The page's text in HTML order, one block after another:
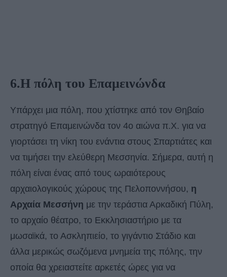
6.Η πόλη του Επαμεινώνδα
Υπάρχει μια πόλη, που χτίστηκε από τον Θηβαίο
στρατηγό Επαμεινώνδα τον 4ο αιώνα π.Χ. για να
γιορτάσει τη νίκη του ενάντια στους Σπαρτιάτες και
να τιμήσει την ελεύθερη Μεσσηνία. Σήμερα, αυτή η
πόλη είναι ένας από τους ωραιότερους
αρχαιολογικούς χώρους της Πελοποννήσου, η
Αρχαία Μεσσήνη με την τεράστια Αρκαδική Πύλη,
το αρχαίο θέατρο, το Εκκλησιαστήριο με τα
μωσαϊκά, το Ασκληπιείο, το γιγάντιο Στάδιο και
άλλα μερικώς σωζόμενα μνημεία της πόλης, την
οποία θα χρειαστείτε αρκετές ώρες για να